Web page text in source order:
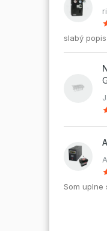
slabý
Som uplne